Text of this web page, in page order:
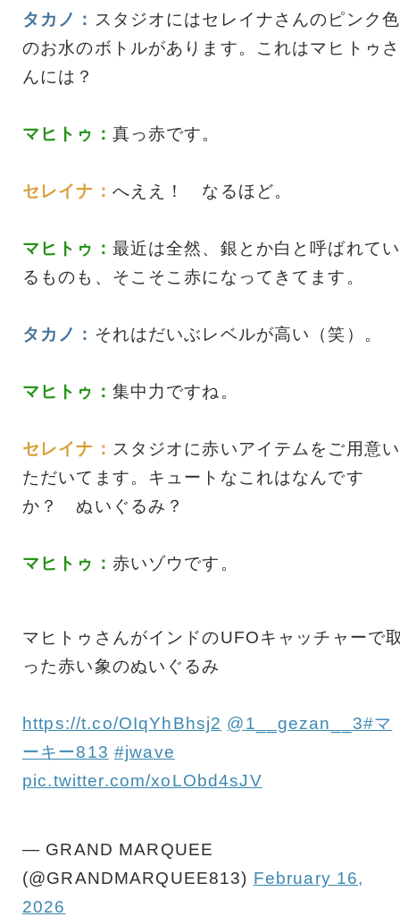
タカノ： スタジオにはセレイナさんのピンク色
のお水のボトルがあります。これはマヒトゥさ
んには？
マヒトゥ： 真っ赤です。
セレイナ： へええ！ なるほど。
マヒトゥ： 最近は全然、銀とか白と呼ばれてい
るものも、そこそこ赤になってきてます。
タカノ： それはだいぶレベルが高い（笑）。
マヒトゥ： 集中力ですね。
セレイナ： スタジオに赤いアイテムをご用意い
ただいてます。キュートなこれはなんです
か？ ぬいぐるみ？
マヒトゥ： 赤いゾウです。
マヒトゥさんがインドのUFOキャッチャーで
った赤い象のぬいぐるみ
https://t.co/OIqYhBhsj2 @1__gezan__3#マ
ーキー813 #jwave
pic.twitter.com/xoLObd4sJV
— GRAND MARQUEE
(@GRANDMARQUEE813) February 16,
2026